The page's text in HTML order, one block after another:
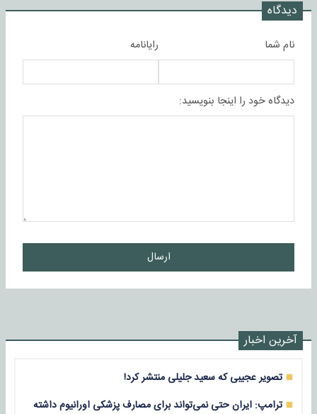
دیدگاه
نام شما رایانامه
دیدگاه خود را اینجا بنویسید:
ارسال
آخرین اخبار
تصویر عجیبی که سعید جلیلی منتشر کرد!
ترامپ: ایران حتی نمی‌تواند برای مصارف پزشکی اورانیوم داشته